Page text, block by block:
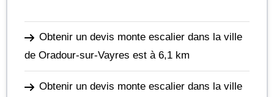
Obtenir un devis monte escalier dans la ville
de Oradour-sur-Vayres est à 6,1 km
Obtenir un devis monte escalier dans la ville